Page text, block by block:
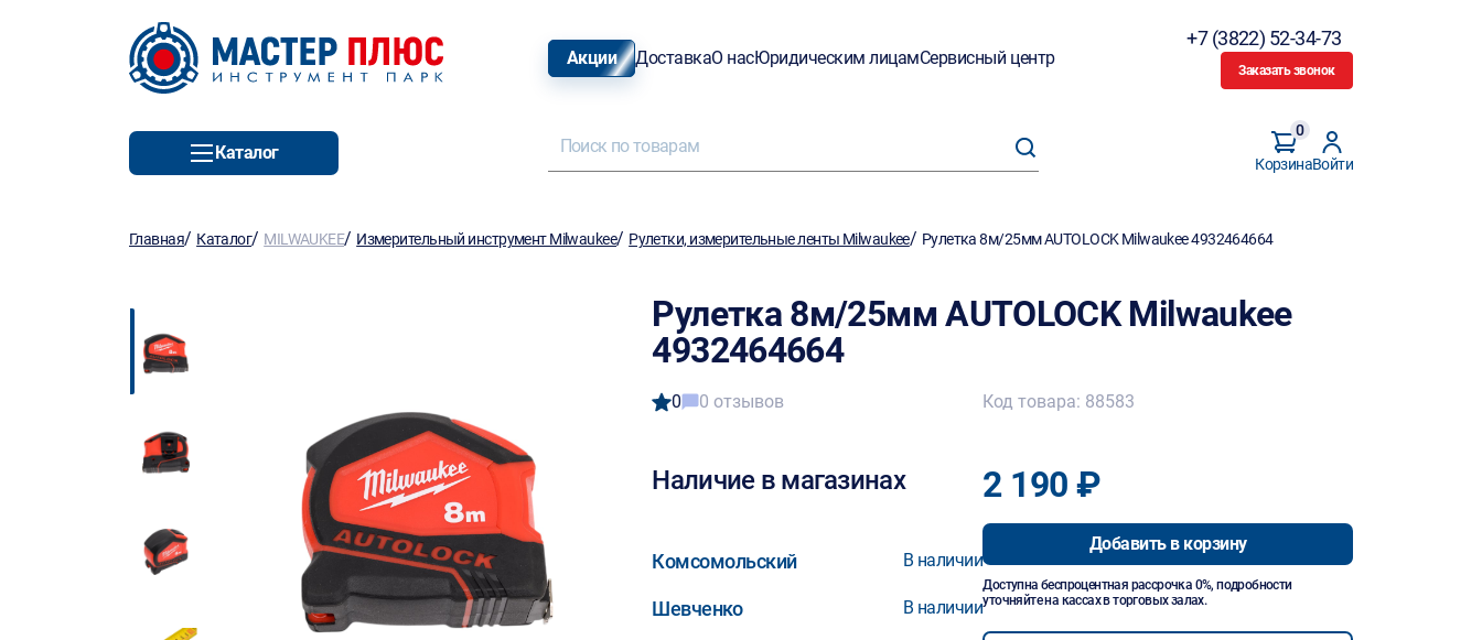
Акции ДоставкаО насЮридическим лицамСервисный центр
+7 (3822) 52-34-73
Заказать звонок
Каталог
Корзина
0
Войти
Главная/ Каталог/ MILWAUKEE/ Измерительный инструмент Milwaukee/ Рулетки, измерительные ленты Milwaukee/ Рулетка 8м/25мм AUTOLOCK Milwaukee 4932464664
Рулетка 8м/25мм AUTOLOCK Milwaukee
4932464664
0 0 отзывов
Наличие в магазинах
Комсомольский В наличии
Шевченко В наличии
Код товара: 88583
2 190 ₽
Добавить в корзину
Доступна беспроцентная рассрочка 0%, подробности
уточняйте на кассах в торговых залах.